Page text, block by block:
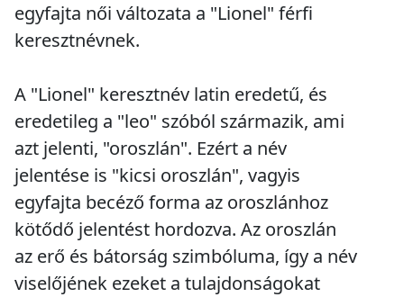
egyfajta női változata a "Lionel" férfi
keresztnévnek.
A "Lionel" keresztnév latin eredetű, és
eredetileg a "leo" szóból származik, ami
azt jelenti, "oroszlán". Ezért a név
jelentése is "kicsi oroszlán", vagyis
egyfajta becéző forma az oroszlánhoz
kötődő jelentést hordozva. Az oroszlán
az erő és bátorság szimbóluma, így a név
viselőjének ezeket a tulajdonságokat